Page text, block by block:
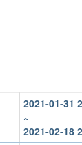
2021-01-31
~
2021-02-18